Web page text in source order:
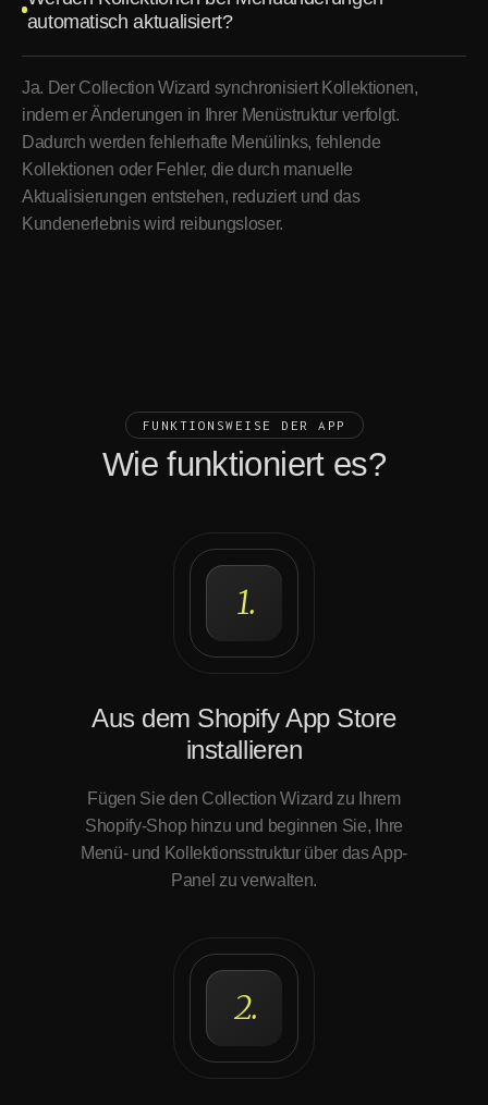
automatisch aktualisiert?
Ja. Der Collection Wizard synchronisiert Kollektionen,
indem er Änderungen in Ihrer Menüstruktur verfolgt.
Dadurch werden fehlerhafte Menülinks, fehlende
Kollektionen oder Fehler, die durch manuelle
Aktualisierungen entstehen, reduziert und das
Kundenerlebnis wird reibungsloser.
FUNKTIONSWEISE DER APP
Wie funktioniert es?
1.
Aus dem Shopify App Store
installieren
Fügen Sie den Collection Wizard zu Ihrem
Shopify-Shop hinzu und beginnen Sie, Ihre
Menü- und Kollektionsstruktur über das App-
Panel zu verwalten.
2.